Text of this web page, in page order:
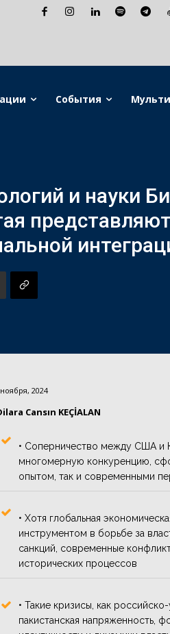
События
и науки
2024
Cansın KEÇİALAN
• Соперничество между США и
многомерную конкуренцию,
опытом, так и современными
• Хотя глобальная
инструментом в борьбе за
санкций, современные
исторических процессов
• Такие кризисы, как
пакистанская напряженность,